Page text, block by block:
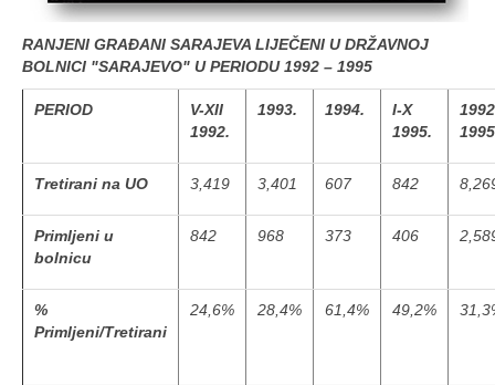
RANJENI GRAĐANI SARAJEVA LIJEČENI U DRŽAVNOJ
BOLNICI "SARAJEVO" U PERIODU 1992 – 1995
PERIOD
V-XII
1992.
1993. 1994.
I-X
1995.
1995
Tretirani na UO 3,419 3,401 607 842
Primljeni u
bolnicu
842 968 373 406
%
Primljeni/Tretirani
24,6% 28,4% 61,4% 49,2%